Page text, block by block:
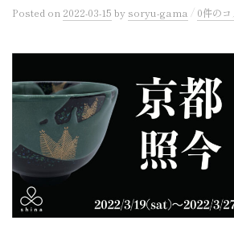
Posted on 2022-03-15 by soryu-gama / 0件のコ